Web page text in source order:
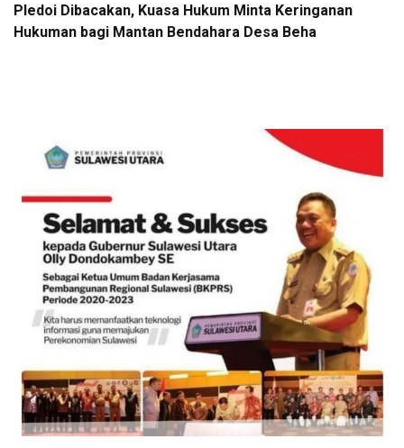
Pledoi Dibacakan, Kuasa Hukum Minta Keringanan
Hukuman bagi Mantan Bendahara Desa Beha